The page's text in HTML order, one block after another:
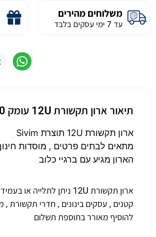
משלוחים מהירים
עד 7 ימי עסקים בלבד
תיאור ארון תקשורת 12U עומק 60 ס"מ
ארון תקשורת 12U תוצרת Sivim
מתאים לבתים פרטים , מוסדות
הארון מגיע עם ברגיי כלוב
קטנים , עסקים בינונים , חדרי תקשורת ,
להוסיף מאורר בתוספת תשלום